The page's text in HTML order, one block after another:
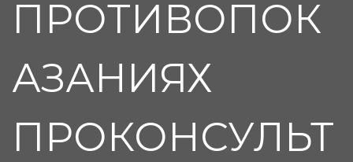
ПРОТИВОПОК
АЗАНИЯХ
ПРОКОНСУЛЬТ